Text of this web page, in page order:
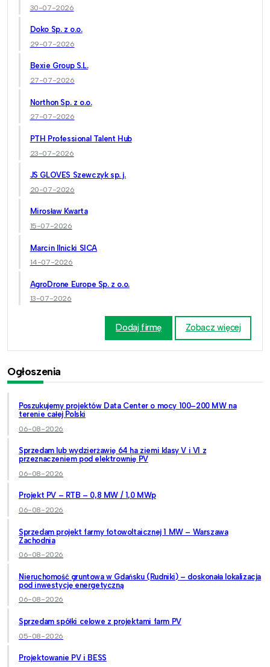
30-07-2026
Doko Sp. z o.o.
29-07-2026
Bexie Group S.L.
27-07-2026
Northon Sp. z o.o.
27-07-2026
PTH Professional Talent Hub
23-07-2026
JS GLOVES Szewczyk sp. j.
20-07-2026
Mirosław Kwarta
15-07-2026
Marcin Ilnicki SICA
14-07-2026
AgroDrone Europe Sp. z o.o.
13-07-2026
Dodaj firmę Zobacz więcej
Ogłoszenia
Poszukujemy projektów Data Center o mocy 100–200 MW na
terenie całej Polski
06-08-2026
Sprzedam lub wydzierżawię 64 ha ziemi klasy V i VI z
przeznaczeniem pod elektrownię PV
06-08-2026
Projekt PV – RTB – 0,8 MW / 1,0 MWp
06-08-2026
Sprzedam projekt farmy fotowoltaicznej 1 MW – Warszawa
Zachodnia
06-08-2026
Nieruchomość gruntowa w Gdańsku (Rudniki) – doskonała lokalizacja
pod inwestycję energetyczną
06-08-2026
Sprzedam spółki celowe z projektami farm PV
05-08-2026
Projektowanie PV i BESS